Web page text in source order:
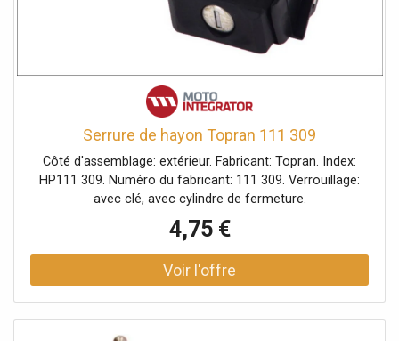
Serrure de hayon Topran 111 309
Côté d'assemblage: extérieur. Fabricant: Topran. Index:
HP111 309. Numéro du fabricant: 111 309. Verrouillage:
avec clé, avec cylindre de fermeture.
4,75 €